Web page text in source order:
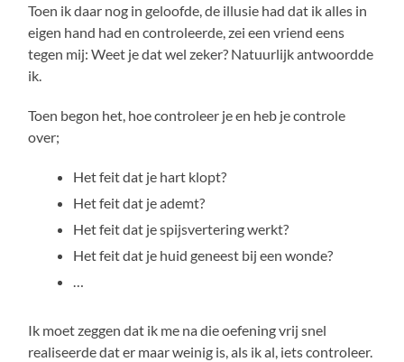
Toen ik daar nog in geloofde, de illusie had dat ik alles in
eigen hand had en controleerde, zei een vriend eens
tegen mij: Weet je dat wel zeker? Natuurlijk antwoordde
ik.
Toen begon het, hoe controleer je en heb je controle
over;
Het feit dat je hart klopt?
Het feit dat je ademt?
Het feit dat je spijsvertering werkt?
Het feit dat je huid geneest bij een wonde?
Ik moet zeggen dat ik me na die oefening vrij snel
realiseerde dat er maar weinig is, als ik al, iets controleer.